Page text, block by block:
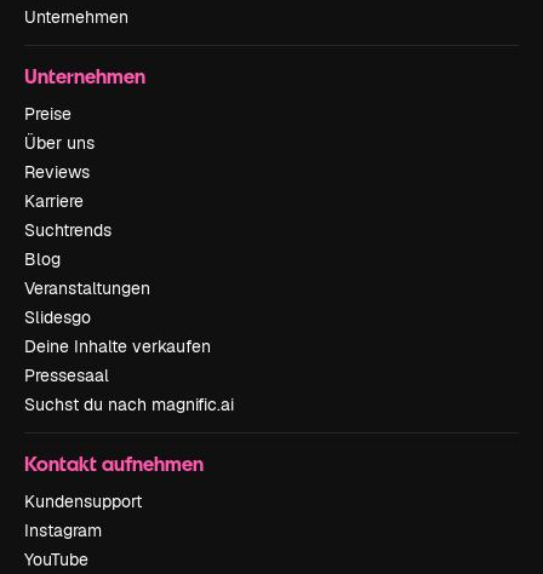
Unternehmen
Unternehmen
Preise
Über uns
Reviews
Karriere
Suchtrends
Blog
Veranstaltungen
Slidesgo
Deine Inhalte verkaufen
Pressesaal
Suchst du nach magnific.ai
Kontakt aufnehmen
Kundensupport
Instagram
YouTube